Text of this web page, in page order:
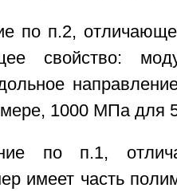
по п.2,
свойство:
1000 МПа для
по п.1,
имеет часть